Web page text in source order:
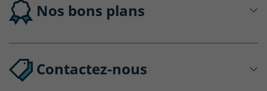
Nos bons plans
Contactez-nous